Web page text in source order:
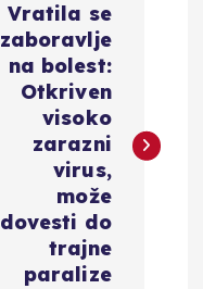
Vratila se
zaboravlje
na bolest:
Otkriven
visoko
zarazni
virus,
može
dovesti do
trajne
paralize